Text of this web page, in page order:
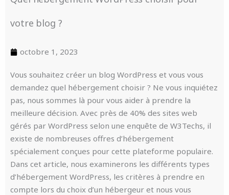
votre blog ?
octobre 1, 2023
Vous souhaitez créer un blog WordPress et vous vous
demandez quel hébergement choisir ? Ne vous inquiétez
pas, nous sommes là pour vous aider à prendre la
meilleure décision. Avec près de 40% des sites web
gérés par WordPress selon une enquête de W3Techs, il
existe de nombreuses offres d’hébergement
spécialement conçues pour cette plateforme populaire.
Dans cet article, nous examinerons les différents types
d’hébergement WordPress, les critères à prendre en
compte lors du choix d’un hébergeur et nous vous